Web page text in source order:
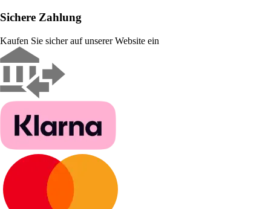
Sichere Zahlung
Kaufen Sie sicher auf unserer Website ein